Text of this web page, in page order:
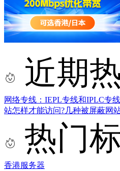
近期
网络专线：IEPL专线和IPLC专
站怎样才能访问?几种被屏蔽网
热门
香港服务器